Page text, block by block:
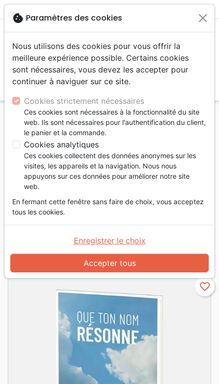
menu
Accueil Musique Recueils de chants
Recueils de chants
Filtrer tune
Recueils de
chants
Recueil
Adultes
Vue : grid_view table_rows
favorite_border
cookie Paramètres des cookies
Nous utilisons des cookies pour vous offrir la
meilleure expérience possible. Certains cookies
sont nécessaires, vous devez les accepter pour
continuer à naviguer sur ce site.
Cookies strictement nécessaires
Ces cookies sont nécessaires à la fonctionnalité du site
web. Ils sont nécessaires pour l'authentification du client,
le panier et la commande.
Cookies analytiques
Ces cookies collectent des données anonymes sur les
visites, les appareils et la navigation. Nous nous
appuyons sur ces données pour améliorer notre site
web.
En fermant cette fenêtre sans faire de choix, vous acceptez
tous les cookies.
Accepter tous
Enregistrer le choix